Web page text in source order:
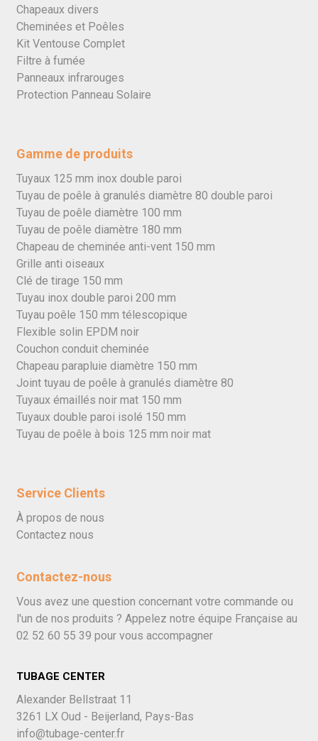
Chapeaux divers
Cheminées et Poêles
Kit Ventouse Complet
Filtre à fumée
Panneaux infrarouges
Protection Panneau Solaire
Gamme de produits
Tuyaux 125 mm inox double paroi
Tuyau de poêle à granulés diamètre 80 double paroi
Tuyau de poêle diamètre 100 mm
Tuyau de poêle diamètre 180 mm
Chapeau de cheminée anti-vent 150 mm
Grille anti oiseaux
Clé de tirage 150 mm
Tuyau inox double paroi 200 mm
Tuyau poêle 150 mm télescopique
Flexible solin EPDM noir
Couchon conduit cheminée
Chapeau parapluie diamètre 150 mm
Joint tuyau de poêle à granulés diamètre 80
Tuyaux émaillés noir mat 150 mm
Tuyaux double paroi isolé 150 mm
Tuyau de poêle à bois 125 mm noir mat
Service Clients
À propos de nous
Contactez nous
Contactez-nous
Vous avez une question concernant votre commande ou
l'un de nos produits ? Appelez notre équipe Française au
02 52 60 55 39 pour vous accompagner
TUBAGE CENTER
Alexander Bellstraat 11
3261 LX Oud - Beijerland, Pays-Bas
info@tubage-center.fr